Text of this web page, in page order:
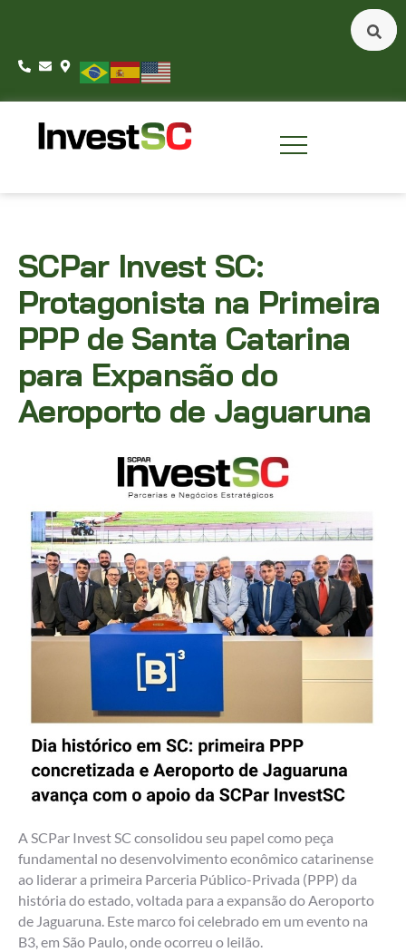
SCPar Invest SC:
Protagonista na Primeira
PPP de Santa Catarina
para Expansão do
Aeroporto de Jaguaruna
A SCPar Invest SC consolidou seu papel como peça
fundamental no desenvolvimento econômico catarinense
ao liderar a primeira Parceria Público-Privada (PPP) da
história do estado, voltada para a expansão do Aeroporto
de Jaguaruna. Este marco foi celebrado em um evento na
B3, em São Paulo, onde ocorreu o leilão.